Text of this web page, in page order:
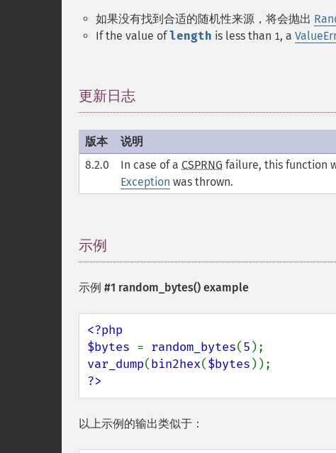
如果没有找到合适的随机性来源，将会抛出
If the value oflength is less than 1, a
更新日志
版本
说明
8.2.0
In case of a CSPRNG failure, this function
Exception was thrown.
示例
示例 #1 random_bytes() example
<?php
$bytes = random_bytes(5
var_dump(bin2hex($bytes
?>
以上示例的输出类似于：